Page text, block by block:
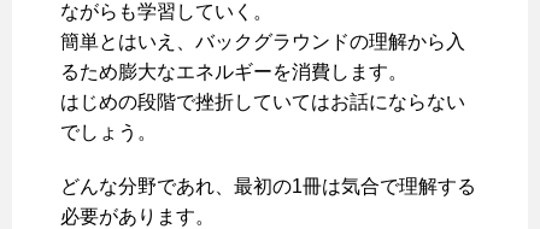
ながらも学習していく。
簡単とはいえ、バックグラウンドの理解から入
るため膨大なエネルギーを消費します。
はじめの段階で挫折していてはお話にならない
でしょう。
どんな分野であれ、最初の1冊は気合で理解する
必要があります。